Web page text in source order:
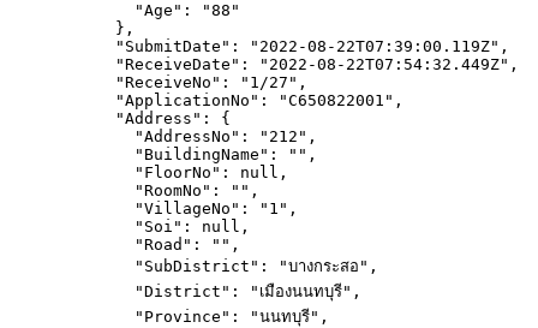
"Age" : "88 "
},
"SubmitDate" : " 2022-08-22T07:39:00.119Z" ,
"ReceiveDate" : " 2022-08-22T07:54:32.449Z" ,
"ReceiveNo" : " 1/27 " ,
"ApplicationNo" : "C650822001 " ,
"Address" : {
"AddressNo" : " 212 " ,
"BuildingName" : "" ,
"FloorNo" : null ,
"RoomNo" : "" ,
"VillageNo" : " 1 " ,
"Soi" : null ,
"Road" : "" ,
"SubDistrict" : "บางกระสอ " ,
"District" : " เมืองนนทบุรี" ,
"Province" : "นนทบุรี" ,